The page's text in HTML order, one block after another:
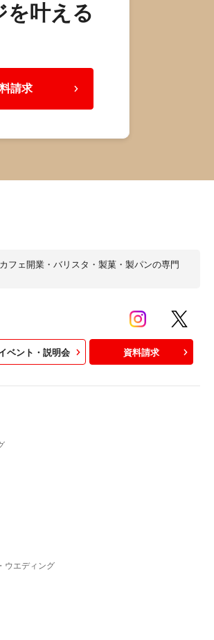
を叶える
請求
フェ開業・バリスタ・製菓・製パンの専門
ベント・説明会 資料請求
ウエディング